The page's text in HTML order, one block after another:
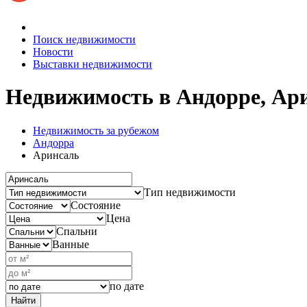
Поиск недвижимости
Новости
Выставки недвижимости
Недвижимость в Андорре,
Недвижимость за рубежом
Андорра
Аринсаль
Тип недвижимости
Состояние
Цена
Спальни
Ванные
по дате
Найти